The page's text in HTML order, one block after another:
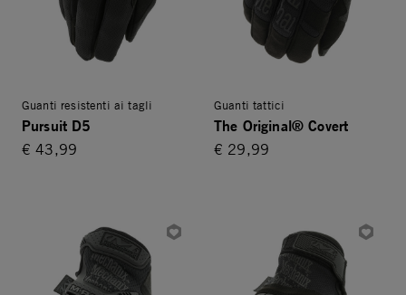
Guanti resistenti ai tagli
Pursuit D5
€ 43,99
Guanti tattici
The Original® Covert
€ 29,99